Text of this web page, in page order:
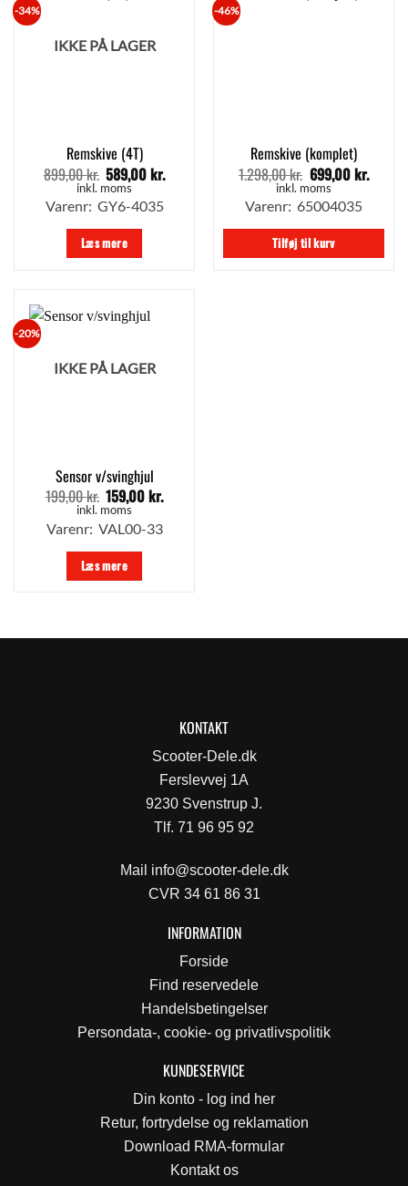
-34%
IKKE PÅ LAGER
Remskive (4T)
899,00kr. Den
oprindelige
pris
var:
899,00 kr..
589,00kr.
589,00 kr..
inkl. moms
Varenr: GY6-4035
Læs mere
-46%
Remskive (komplet)
1.298,00kr. Den
oprindelige
pris
var:
1.298,00 kr..
699,00kr.
inkl. moms
Varenr: 65004035
Tilføj til kurv
-20%
IKKE PÅ LAGER
Sensor v/svinghjul
199,00kr. Den
oprindelige
pris
var:
199,00 kr..
159,00kr.
pris
inkl. moms
Varenr: VAL00-33
Læs mere
KONTAKT
Scooter-Dele.dk
Ferslevvej 1A
9230 Svenstrup J.
Tlf. 71 96 95 92
Mail info@scooter-dele.dk
CVR 34 61 86 31
INFORMATION
Forside
Find reservedele
Handelsbetingelser
Persondata-, cookie- og privatlivspolitik
KUNDESERVICE
Din konto - log ind her
Retur, fortrydelse og reklamation
Download RMA-formular
Kontakt os